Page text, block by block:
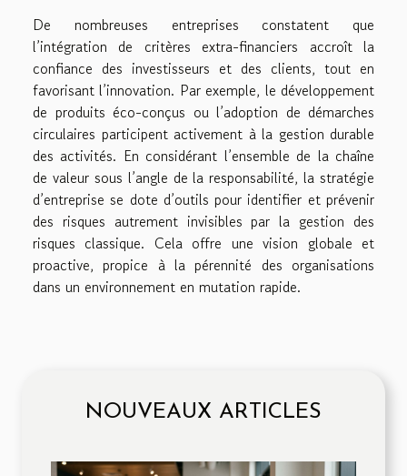
De nombreuses entreprises constatent que
l’intégration de critères extra-financiers accroît la
confiance des investisseurs et des clients, tout en
favorisant l’innovation. Par exemple, le développement
de produits éco-conçus ou l’adoption de démarches
circulaires participent activement à la gestion durable
des activités. En considérant l’ensemble de la chaîne
de valeur sous l’angle de la responsabilité, la stratégie
d’entreprise se dote d’outils pour identifier et prévenir
des risques autrement invisibles par la gestion des
risques classique. Cela offre une vision globale et
proactive, propice à la pérennité des organisations
dans un environnement en mutation rapide.
NOUVEAUX ARTICLES